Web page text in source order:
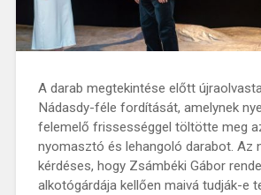
A darab megtekintése előtt
Nádasdy-féle fordítását, amelynek
felemelő frissességgel töltötte meg
nyomasztó és lehangoló darabot. Az
kérdéses, hogy Zsámbéki Gábor
alkotógárdája kellően maivá tudják-e